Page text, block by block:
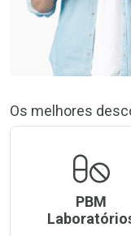
Os melhores
PBM